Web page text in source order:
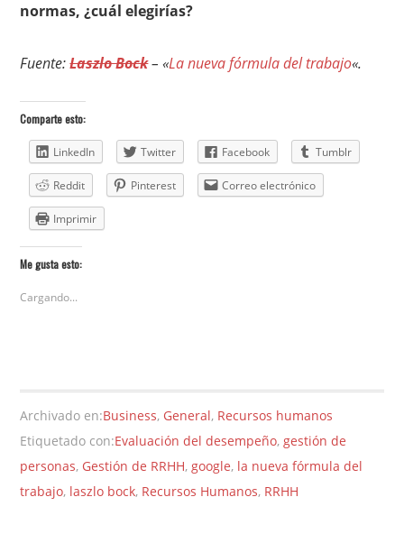
normas, ¿cuál elegirías?
Fuente:Laszlo Bock– «La nueva fórmula del trabajo«.
Comparte esto:
LinkedIn Twitter Facebook Tumblr
Reddit Pinterest Correo electrónico
Imprimir
Me gusta esto:
Cargando...
Archivado en:Business, General, Recursos humanos
Etiquetado con:Evaluación del desempeño,gestión de
personas, Gestión de RRHH,google, la nueva fórmula del
trabajo, laszlo bock, Recursos Humanos, RRHH